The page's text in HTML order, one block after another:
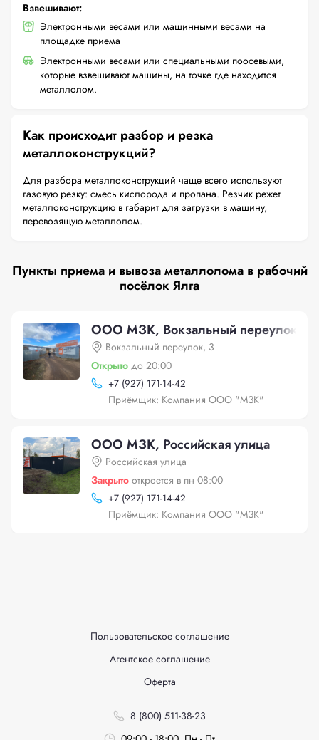
Взвешивают:
Электронными весами или машинными весами на
площадке приема
Электронными весами или специальными поосевыми,
которые взвешивают машины, на точке где находится
металлолом.
Как происходит разбор и резка
металлоконструкций?
Для разбора металлоконструкций чаще всего используют
газовую резку: смесь кислорода и пропана. Резчик режет
металлоконструкцию в габарит для загрузки в машину,
перевозящую металлолом.
Пункты приема и вывоза металлолома в рабочий
посёлок Ялга
ООО МЗК, Вокзальный переулок, 3
Вокзальный переулок, 3
Открыто до 20:00
+7 (927) 171-14-42
Приёмщик: Компания ООО "МЗК"
ООО МЗК, Российская улица
Российская улица
Закрыто откроется в пн 08:00
+7 (927) 171-14-42
Приёмщик: Компания ООО "МЗК"
Пользовательское соглашение
Агентское соглашение
Оферта
8 (800) 511-38-23